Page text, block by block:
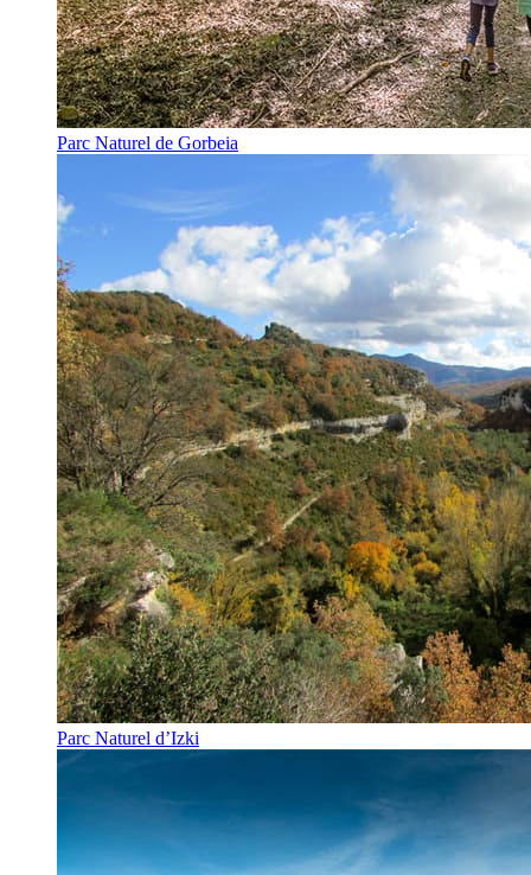
Parc Naturel de Gorbeia
Parc Naturel d’Izki